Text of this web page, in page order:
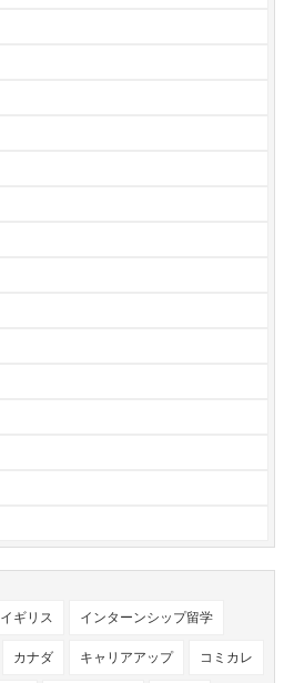
イギリス インターンシップ留学
カナダ キャリアアップ コミカレ